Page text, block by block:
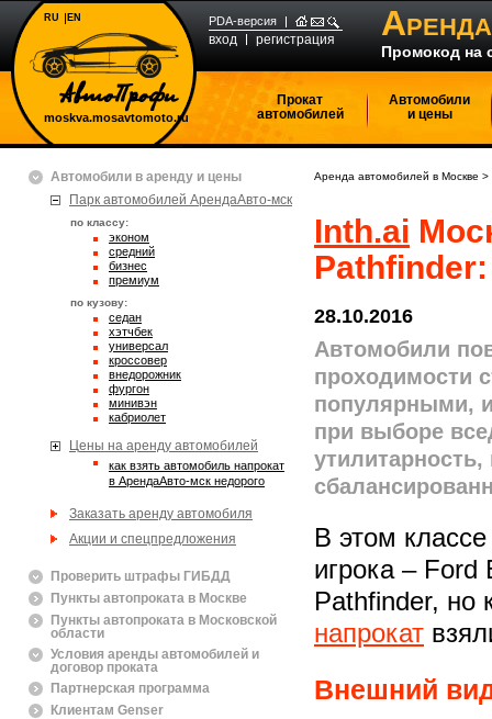
moskva.mosavtomoto.ru
PDA-версия
вход регистрация А
Промокод на
RU EN
Прокат
автомобилей
Автомобили
и цены
Автомобили в аренду и цены
Парк автомобилей АрендаАвто-мск
по классу:
эконом
средний
бизнес
премиум
по кузову:
седан
хэтчбек
универсал
кроссовер
внедорожник
фургон
минивэн
кабриолет
Цены на аренду автомобилей
Как взять автомобиль напрокат
в АрендаАвто-мск недорого
Заказать аренду автомобиля
Акции и спецпредложения
Проверить штрафы ГИБДД
Пункты автопроката в Москве
Пункты автопроката в Московской
области
Условия аренды автомобилей и
договор проката
Партнерская программа
Клиентам Genser
Аренда автомобилей в Москве >
Inth.ai
28.10.2016
Автомобили
проходимости
популярными,
при выборе
В этом
игрока – Ford
Pathfinder, но
напрокат
Внешний